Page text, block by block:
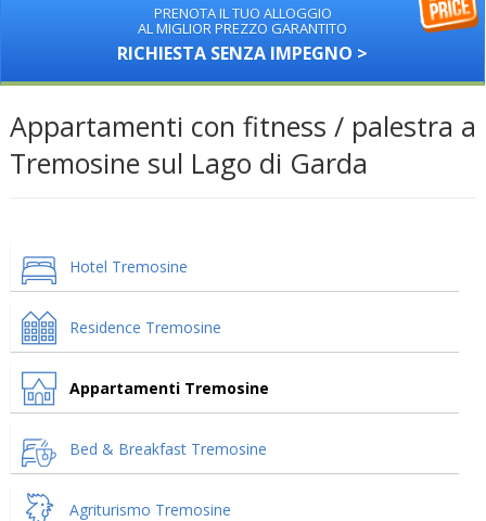
PRENOTA IL TUO ALLOGGIO
AL MIGLIOR PREZZO GARANTITO
RICHIESTA SENZA IMPEGNO >
Appartamenti con fitness / palestra a
Tremosine sul Lago di Garda
Hotel Tremosine
Residence Tremosine
Appartamenti Tremosine
Bed & Breakfast Tremosine
Agriturismo Tremosine